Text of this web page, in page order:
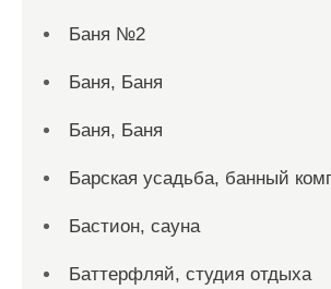
Баня №2
Баня, Баня
Баня, Баня
Барская усадьба, банный
Бастион, сауна
Баттерфляй, студия отдыха